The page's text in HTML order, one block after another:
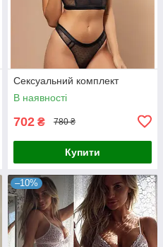
Сексуальний комплект
В наявності
702 ₴ 780 ₴
Купити
–10%